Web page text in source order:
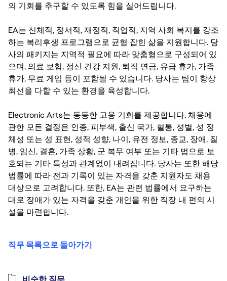
의 기회를 추구할 수 있도록 힘을 실어드립니다.
EA는 신체적, 정서적, 재정적, 직업적, 지역 사회 복지를 강조
하는 복리후생 프로그램으로 균형 잡힌 삶을 지원합니다. 당
사의 패키지는 지역적 필요에 따라 맞춤형으로 구성되어 있
으며, 의료 보험, 정신 건강 지원, 퇴직 연금, 유급 휴가, 가족
휴가, 무료 게임 등이 포함될 수 있습니다. 당사는 팀이 항상
최선을 다할 수 있는 환경을 육성합니다.
Electronic Arts는 동등한 고용 기회를 제공합니다. 채용에
관한 모든 결정은 인종, 피부색, 출신 국가, 혈통, 성별, 성 정
체성 또는 성 표현, 성적 성향, 나이, 유전 정보, 종교, 장애, 질
병, 임신, 결혼, 가족 상황, 군 복무 여부 또는 기타 법으로 보
호되는 기타 특성과 관계없이 내려집니다. 당사는 또한 해당
법률에 따라 전과 기록이 있는 자격을 갖춘 지원자도 채용
대상으로 고려합니다. 또한, EA는 관련 법률에서 요구하는
대로 장애가 있는 자격을 갖춘 개인을 위한 직장 내 편의 시
설을 마련합니다.
직무 목록으로 돌아가기